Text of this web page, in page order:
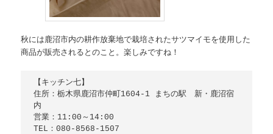
秋には鹿沼市内の耕作放棄地で栽培されたサツマイモを使用した
商品が販売されるとのこと。楽しみですね！
【キッチン七】
住所：栃木県鹿沼市仲町1604-1 まちの駅　新・鹿沼宿
内
営業：11:00～14:00
TEL：080-8568-1507